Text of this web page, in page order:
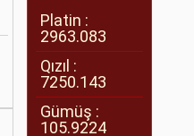
Platin :
2963.083
Qızıl :
7250.143
Gümüş :
105.9224